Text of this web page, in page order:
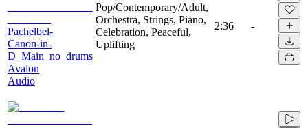
Pachelbel-
Canon-in-
D_Main_no_drums
Avalon
Audio
Pop/Contemporary/Adult,
Orchestra, Strings, Piano,
Celebration, Peaceful,
Uplifting
2:36 -